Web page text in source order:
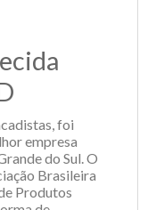
A
à
foi
empresa
do Sul. O
Brasileira
Produtos